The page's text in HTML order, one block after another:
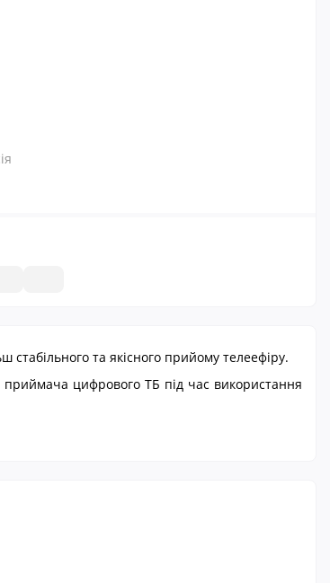
та якісного прийому телеефіру.
цифрового ТБ під час використання